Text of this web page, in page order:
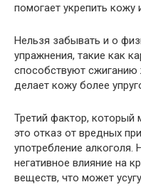
помогает укрепить кожу
Нельзя забывать и о
упражнения, такие как
способствуют
делает кожу более
Третий фактор, который
это отказ от вредных
употребление
негативное влияние на
веществ, что может